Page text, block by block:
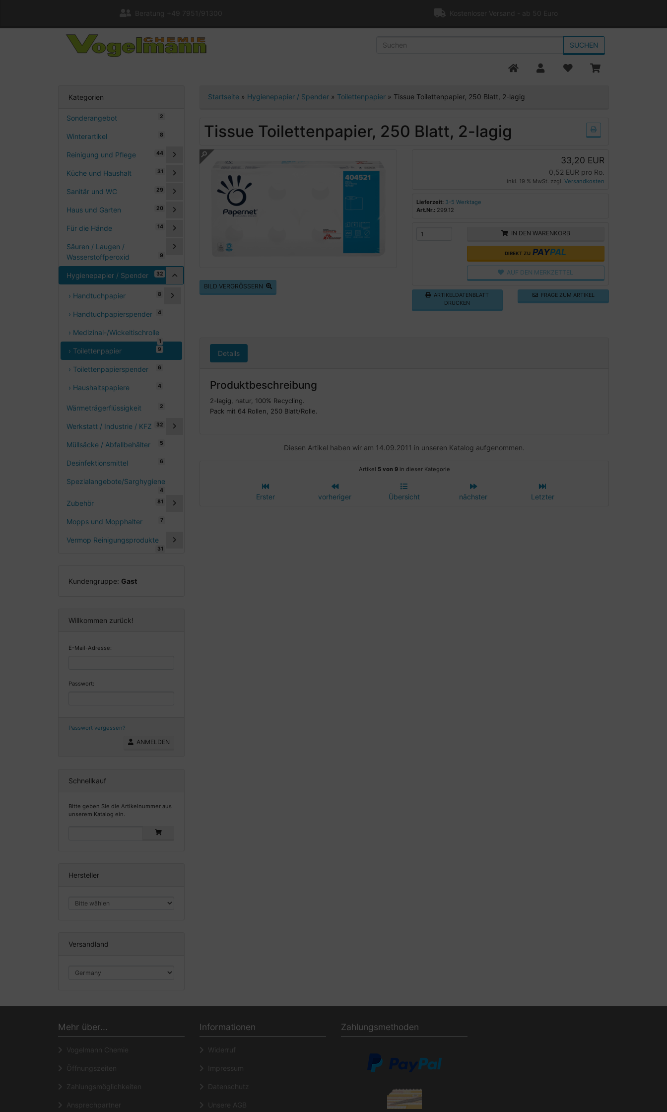
Beratung +49 7951/91300 Kostenloser Versand - ab 50 Euro
SUCHEN
Kategorien
Sonderangebot 2
Winterartikel 8
Reinigung und Pflege 44
Küche und Haushalt 31
Sanitär und WC 29
Haus und Garten 20
Für die Hände 14
Säuren / Laugen /
Wasserstoffperoxid
9
Hygienepapier / Spender 32
› Handtuchpapier 8
› Handtuchpapierspender 4
› Medizinal-/Wickeltischrolle
1
› Toilettenpapier 9
› Toilettenpapierspender 6
› Haushaltspapiere 4
Wärmeträgerflüssigkeit 2
Werkstatt / Industrie / KFZ 32
Müllsäcke / Abfallbehälter 5
Desinfektionsmittel 6
Spezialangebote/Sarghygiene
4
Zubehör 81
Mopps und Mopphalter 7
Vermop Reinigungsprodukte
31
Kundengruppe: Gast
Willkommen zurück!
E-Mail-Adresse:
Passwort:
Passwort vergessen?
ANMELDEN
Schnellkauf
Bitte geben Sie die Artikelnummer aus
unserem Katalog ein.
Hersteller
Versandland
Startseite » Hygienepapier / Spender » Toilettenpapier » Tissue Toilettenpapier, 250 Blatt, 2-lagig
Tissue Toilettenpapier, 250 Blatt, 2-lagig
BILD VERGRÖSSERN
33,20 EUR
0,52 EUR pro Ro.
inkl. 19 % MwSt. zzgl. Versandkosten
Lieferzeit: 3-5 Werktage
Art.Nr.: 299.12
IN DEN WARENKORB
DIREKT ZUPAYPAL
AUF DEN MERKZETTEL
ARTIKELDATENBLATT
DRUCKEN
FRAGE ZUM ARTIKEL
Details
Produktbeschreibung
2-lagig, natur, 100% Recycling.
Pack mit 64 Rollen, 250 Blatt/Rolle.
Diesen Artikel haben wir am 14.09.2011 in unseren Katalog aufgenommen.
Artikel 5 von 9in dieser Kategorie
Erster vorheriger Übersicht nächster Letzter
Mehr über...
Vogelmann Chemie
Öffnungszeiten
Zahlungsmöglichkeiten
Ansprechpartner
Informationen
Widerruf
Impressum
Datenschutz
Unsere AGB
Zahlungsmethoden